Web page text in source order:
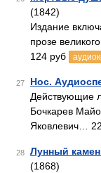
(1842)
Издание
прозе
124 руб
27 Нос.
Действующие
Бочкарев
Яковлевич…
28 Лунный
(1868)